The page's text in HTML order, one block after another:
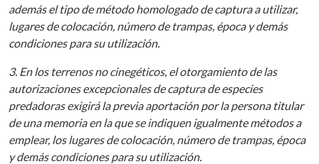
además el tipo de método homologado de captura a utilizar,
lugares de colocación, número de trampas, época y demás
condiciones para su utilización.
3. En los terrenos no cinegéticos, el otorgamiento de las
autorizaciones excepcionales de captura de especies
predadoras exigirá la previa aportación por la persona titular
de una memoria en la que se indiquen igualmente métodos a
emplear, los lugares de colocación, número de trampas, época
y demás condiciones para su utilización.